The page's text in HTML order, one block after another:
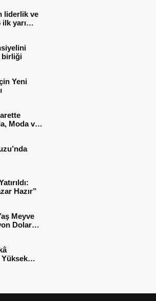
liderlik ve
yarı
birliği
Yeni
Moda ve
Hazır”
Meyve
Dolar